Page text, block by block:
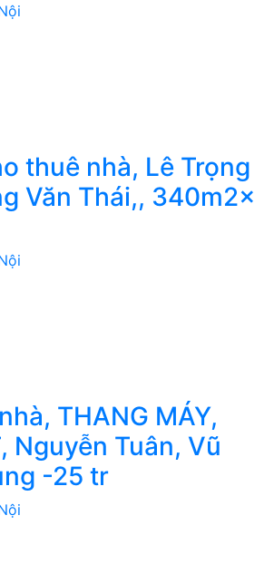
thuê nhà, Lê Trọng
Văn Thái,, 340m2x
THANG MÁY,
Nguyễn Tuân, Vũ
-25 tr